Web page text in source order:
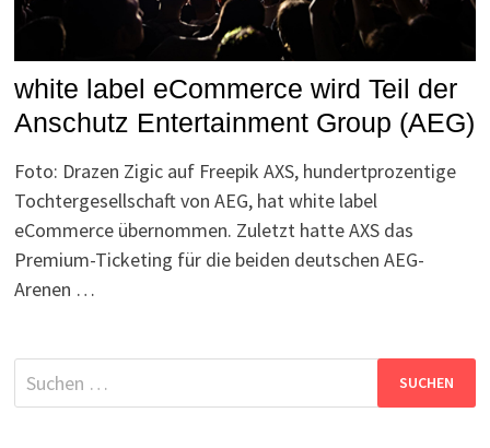
white label eCommerce wird Teil der
Anschutz Entertainment Group (AEG)
Foto: Drazen Zigic auf Freepik AXS, hundertprozentige
Tochtergesellschaft von AEG, hat white label
eCommerce übernommen. Zuletzt hatte AXS das
Premium-Ticketing für die beiden deutschen AEG-
Arenen …
Suchen
nach: